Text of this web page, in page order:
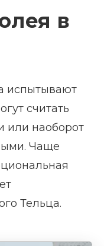
в
испытывают
считать
или наоборот
Чаще
Тельца.